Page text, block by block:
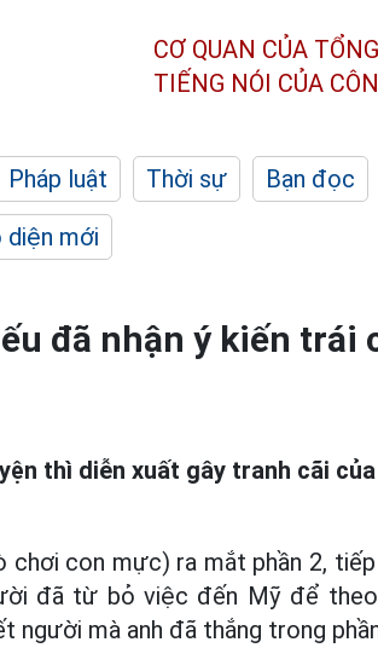
CƠ QUAN CỦA
TIẾNG NÓI CỦA
Pháp luật Thời sự Bạn đọc
diện mới
đã nhận ý kiến trái
thì diễn xuất gây tranh cãi
chơi con mực) ra mắt phần 2,
đã từ bỏ việc đến Mỹ để
người mà anh đã thắng trong